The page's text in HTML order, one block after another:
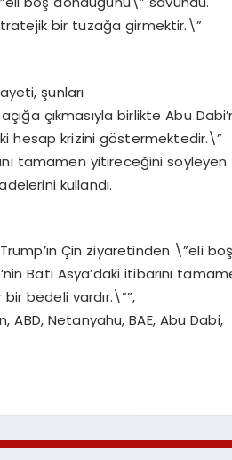
bir tuzağa girmektir.\”
şunları
çıkmasıyla birlikte Abu
hesap krizini göstermektedir.\”
tamamen yitireceğini söyleyen
kullandı.
Çin ziyaretinden \”eli boş
Batı Asya’daki itibarını
bedeli vardır.\””,
ABD, Netanyahu, BAE, Abu Dabi,